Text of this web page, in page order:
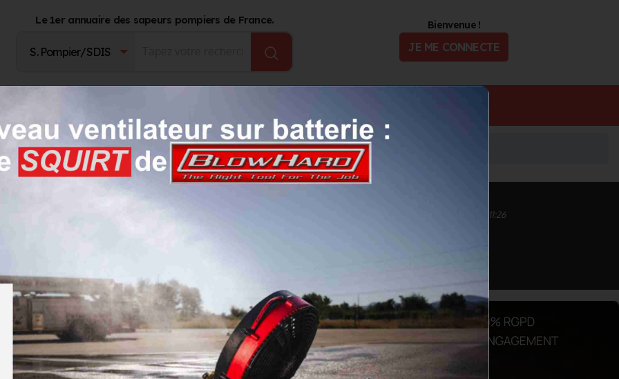
Le 1er annuaire des sapeurs pompiers de France. Bienvenue !
JE ME CONNECTE
Informations mises à jour le 16/04/2024 à 11:26